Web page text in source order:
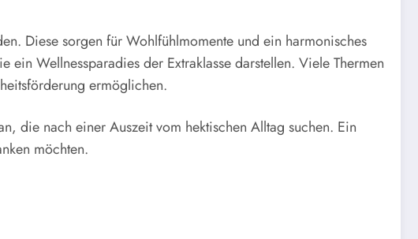
Diese sorgen für Wohlfühlmomente und ein harmonisches
Wellnessparadies der Extraklasse darstellen. Viele Thermen
ermöglichen.
die nach einer Auszeit vom hektischen Alltag suchen. Ein
möchten.